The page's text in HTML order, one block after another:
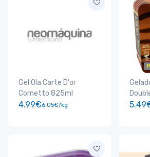
Gel Ola Carte D'or
Cornetto 825ml
4.99€6.05€/kg